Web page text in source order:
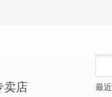
卖店 最